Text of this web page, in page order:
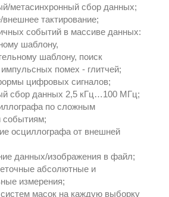
метасинхронный сбор данных;
внешнее тактирование;
событий в массиве данных:
шаблону,
шаблону, поиск
помех - глитчей;
цифровых сигналов;
сбор данных 2,5 кГц…100 МГц;
по сложным
событиям;
осциллографа от внешней
данных/изображения в файл;
абсолютные и
измерения;
масок на каждую выборку